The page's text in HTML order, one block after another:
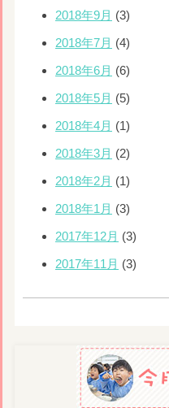
2018年9月 (3)
2018年7月 (4)
2018年6月 (6)
2018年5月 (5)
2018年4月 (1)
2018年3月 (2)
2018年2月 (1)
2018年1月 (3)
2017年12月 (3)
2017年11月 (3)